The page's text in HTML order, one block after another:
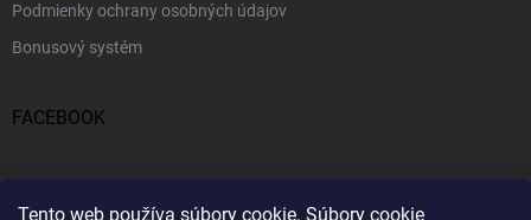
Tento web používa súbory cookie. Súbory cookie
Podmienky ochrany osobných údajov
Bonusový systém
FACEBOOK
PRIJÍMAME ONLINE PLATBY